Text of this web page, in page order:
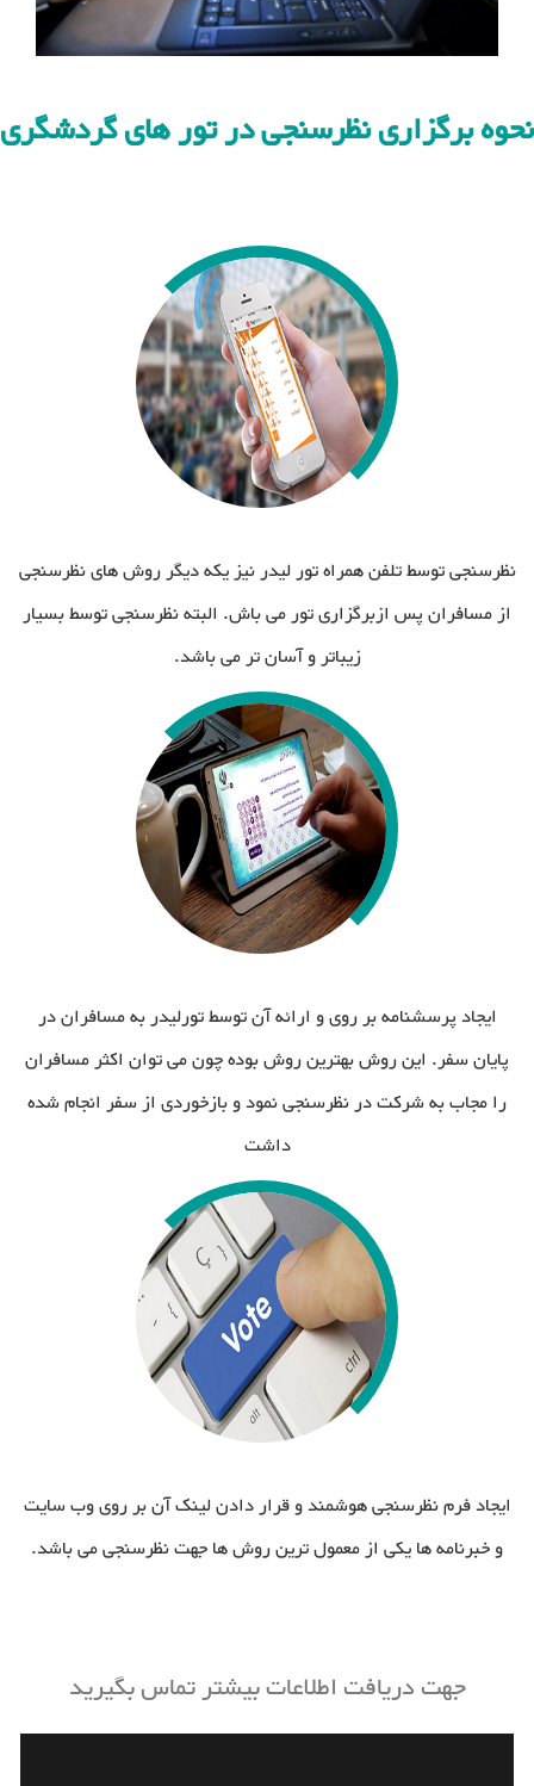
نحوه برگزاری نظرسنجی در تور های گردشگری
نظرسنجی توسط تلفن همراه تور لیدر نیز یکه دیگر روش های نظرسنجی
از مسافران پس ازبرگزاری تور می باش. البته نظرسنجی توسط بسیار
زیباتر و آسان تر می باشد.
ایجاد پرسشنامه بر روی و ارائه آن توسط تورلیدر به مسافران در
پایان سفر. این روش بهترین روش بوده چون می توان اکثر مسافران
را مجاب به شرکت در نظرسنجی نمود و بازخوردی از سفر انجام شده
داشت
ایجاد فرم نظرسنجی هوشمند و قرار دادن لینک آن بر روی وب سایت
و خبرنامه ها یکی از معمول ترین روش ها جهت نظرسنجی می باشد.
جهت دریافت اطلاعات بیشتر تماس بگیرید